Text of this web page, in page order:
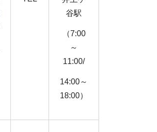
谷駅
（7:00
～
11:00/
14:00～
18:00）